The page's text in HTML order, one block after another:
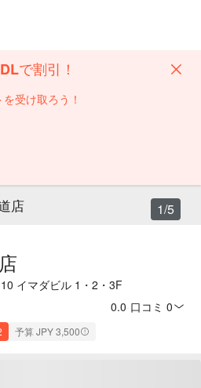
で割引！
受け取ろう！
店
イマダビル 1・2・3F
0.0 口コミ 0
予算 JPY 3,500
1/5